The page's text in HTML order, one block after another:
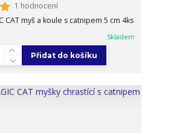
1 hodnocení
CAT myš a koule s catnipem 5 cm 4ks
Skladem
Přidat do košíku